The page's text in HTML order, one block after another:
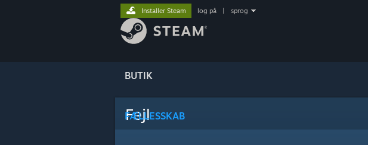
BUTIK
FÆLLESSKAB
Installer Steam log på sprog
Fejl